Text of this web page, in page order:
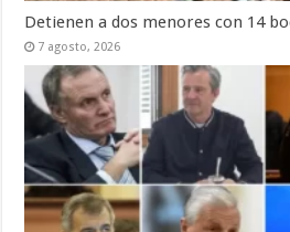
Detienen a dos menores con 14
7 agosto, 2026